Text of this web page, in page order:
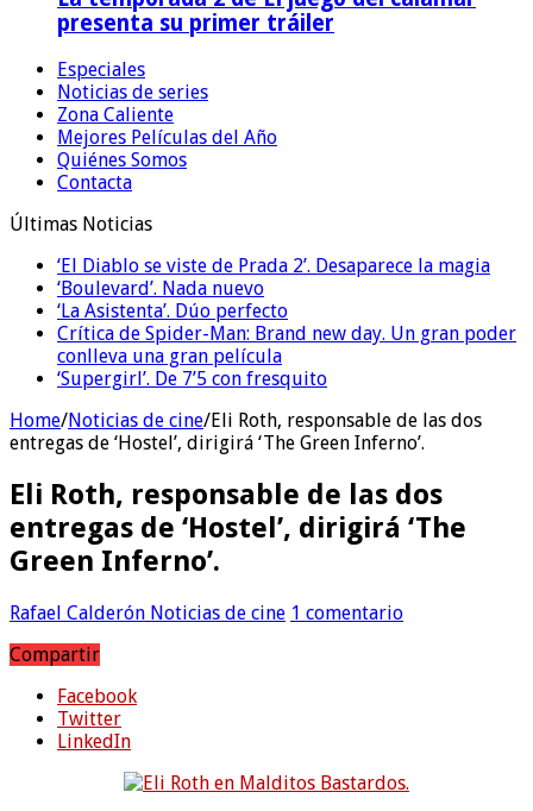
presenta su primer tráiler
Especiales
Noticias de series
Zona Caliente
Mejores Películas del Año
Quiénes Somos
Contacta
Últimas Noticias
‘El Diablo se viste de Prada 2’. Desaparece la magia
‘Boulevard’. Nada nuevo
‘La Asistenta’. Dúo perfecto
Crítica de Spider-Man: Brand new day. Un gran poder
conlleva una gran película
‘Supergirl’. De 7’5 con fresquito
Home/Noticias de cine/Eli Roth, responsable de las dos
entregas de ‘Hostel’, dirigirá ‘The Green Inferno’.
Eli Roth, responsable de las dos
entregas de ‘Hostel’, dirigirá ‘The
Green Inferno’.
Rafael Calderón Noticias de cine 1 comentario
Compartir
Facebook
Twitter
LinkedIn